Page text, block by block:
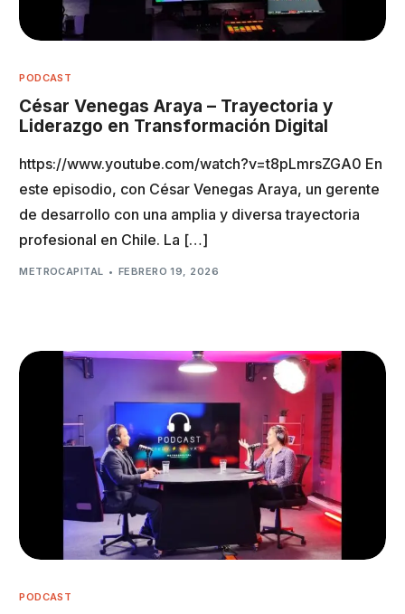
PODCAST
César Venegas Araya – Trayectoria y
Liderazgo en Transformación Digital
https://www.youtube.com/watch?v=t8pLmrsZGA0 En
este episodio, con César Venegas Araya, un gerente
de desarrollo con una amplia y diversa trayectoria
profesional en Chile. La […]
METROCAPITAL FEBRERO 19, 2026
PODCAST